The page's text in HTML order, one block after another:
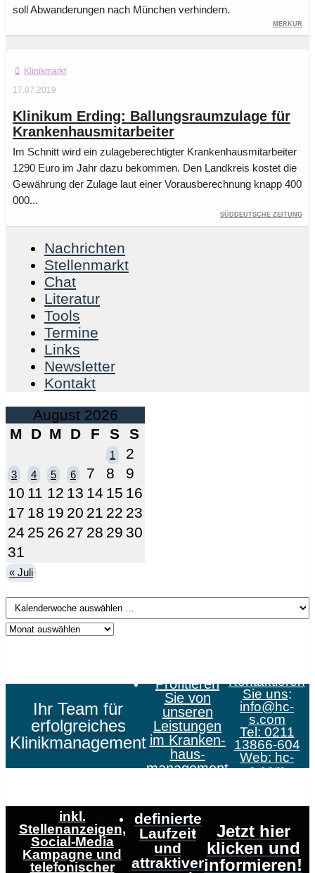
soll Abwanderungen nach München verhindern.
Merkur
Klinikmarkt
17.07.2019
Klinikum Erding: Ballungsraumzulage für
Krankenhausmitarbeiter
Im Schnitt wird ein zulageberechtigter Krankenhausmitarbeiter
1290 Euro im Jahr dazu bekommen. Den Landkreis kostet die
Gewährung der Zulage laut einer Vorausberechnung knapp 400
000...
Süddeutsche Zeitung
Nachrichten
Stellenmarkt
Chat
Literatur
Tools
Termine
Links
Newsletter
Kontakt
August 2026
M
D M D F S S
1 2
3 4 5 6 7 8
9
10 11 12 13 14 15 16
17 18 19 20 21 22 23
24 25 26 27 28 29 30
31
« Juli
Ihr Team für
erfolgreiches
Klinikmanagement
Profitieren
Sie von
unseren
Leistungen
im Kranken­
haus­
management
Kontaktieren
Sie uns:
info@hc-
s.com
Tel: 0211
13866-604
Web: hc-
s.com
inkl.
Stellenanzeigen,
Social-Media
Kampagne und
telefonischer
definierte
Laufzeit
und
attraktiver
Jetzt hier
klicken und
informieren!